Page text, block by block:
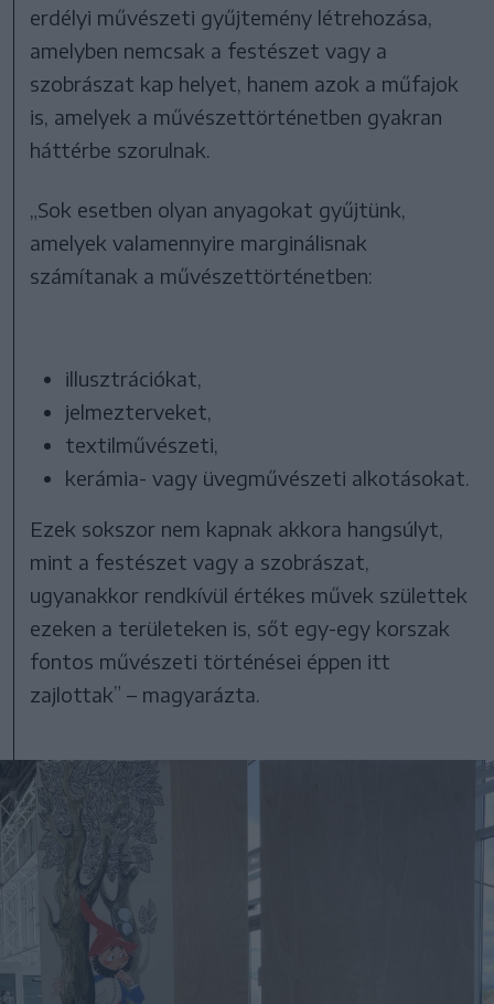
erdélyi művészeti gyűjtemény létrehozása,
amelyben nemcsak a festészet vagy a
szobrászat kap helyet, hanem azok a műfajok
is, amelyek a művészettörténetben gyakran
háttérbe szorulnak.
„Sok esetben olyan anyagokat gyűjtünk,
amelyek valamennyire marginálisnak
számítanak a művészettörténetben:
illusztrációkat,
jelmezterveket,
textilművészeti,
kerámia- vagy üvegművészeti alkotásokat.
Ezek sokszor nem kapnak akkora hangsúlyt,
mint a festészet vagy a szobrászat,
ugyanakkor rendkívül értékes művek születtek
ezeken a területeken is, sőt egy-egy korszak
fontos művészeti történései éppen itt
zajlottak” – magyarázta.